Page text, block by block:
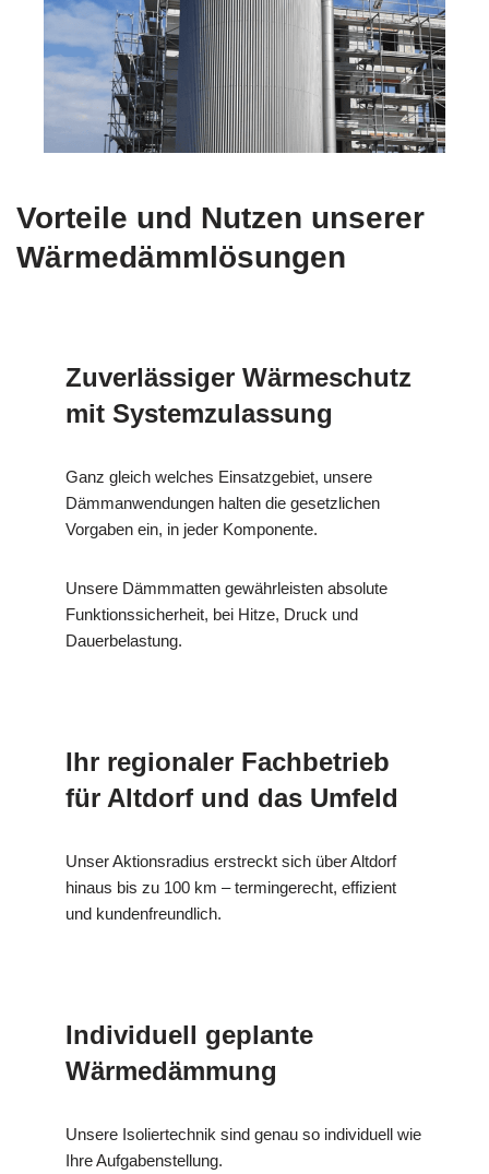
Vorteile und Nutzen unserer
Wärmedämmlösungen
Zuverlässiger Wärmeschutz
mit Systemzulassung
Ganz gleich welches Einsatzgebiet, unsere
Dämmanwendungen halten die gesetzlichen
Vorgaben ein, in jeder Komponente.
Unsere Dämmmatten gewährleisten absolute
Funktionssicherheit, bei Hitze, Druck und
Dauerbelastung.
Ihr regionaler Fachbetrieb
für Altdorf und das Umfeld
Unser Aktionsradius erstreckt sich über Altdorf
hinaus bis zu 100 km – termingerecht, effizient
und kundenfreundlich.
Individuell geplante
Wärmedämmung
Unsere Isoliertechnik sind genau so individuell wie
Ihre Aufgabenstellung.